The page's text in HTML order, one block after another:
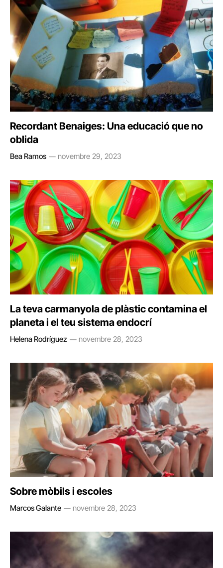
Recordant Benaiges: Una educació que no
oblida
Bea Ramos novembre 29, 2023
La teva carmanyola de plàstic contamina el
planeta i el teu sistema endocrí
Helena Rodríguez novembre 28, 2023
Sobre mòbils i escoles
Marcos Galante novembre 28, 2023